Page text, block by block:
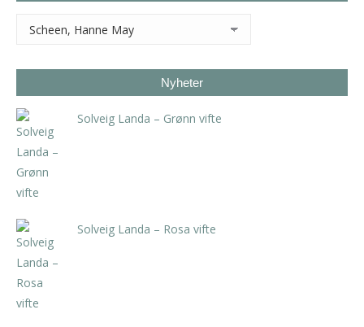
Nyheter
Solveig Landa – Grønn vifte
Solveig Landa – Rosa vifte